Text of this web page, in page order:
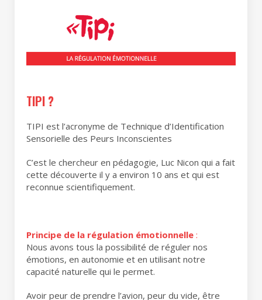
TIPI ?
TIPI est l’acronyme de Technique d’Identification
Sensorielle des Peurs Inconscientes
C’est le chercheur en pédagogie, Luc Nicon qui a fait
cette découverte il y a environ 10 ans et qui est
reconnue scientifiquement.
Principe de la régulation émotionnelle :
Nous avons tous la possibilité de réguler nos
émotions, en autonomie et en utilisant notre
capacité naturelle qui le permet.
Avoir peur de prendre l’avion, peur du vide, être